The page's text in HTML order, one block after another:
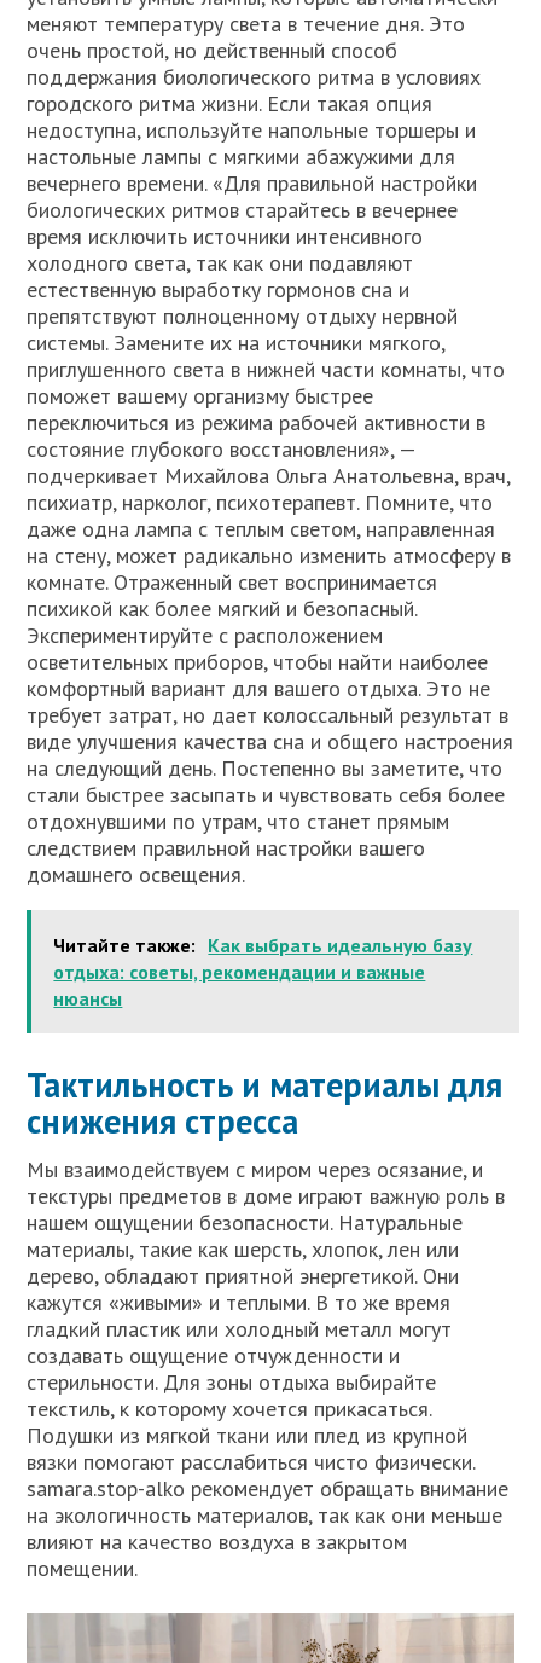
меняют температуру света в течение дня. Это
очень простой, но действенный способ
поддержания биологического ритма в условиях
городского ритма жизни. Если такая опция
недоступна, используйте напольные торшеры и
настольные лампы с мягкими абажужими для
вечернего времени. «Для правильной настройки
биологических ритмов старайтесь в вечернее
время исключить источники интенсивного
холодного света, так как они подавляют
естественную выработку гормонов сна и
препятствуют полноценному отдыху нервной
системы. Замените их на источники мягкого,
приглушенного света в нижней части комнаты, что
поможет вашему организму быстрее
переключиться из режима рабочей активности в
состояние глубокого восстановления», —
подчеркивает Михайлова Ольга Анатольевна, врач,
психиатр, нарколог, психотерапевт. Помните, что
даже одна лампа с теплым светом, направленная
на стену, может радикально изменить атмосферу в
комнате. Отраженный свет воспринимается
психикой как более мягкий и безопасный.
Экспериментируйте с расположением
осветительных приборов, чтобы найти наиболее
комфортный вариант для вашего отдыха. Это не
требует затрат, но дает колоссальный результат в
виде улучшения качества сна и общего настроения
на следующий день. Постепенно вы заметите, что
стали быстрее засыпать и чувствовать себя более
отдохнувшими по утрам, что станет прямым
следствием правильной настройки вашего
домашнего освещения.
Читайте также: Как выбрать идеальную базу
отдыха: советы, рекомендации и важные
нюансы
Тактильность и материалы для
снижения стресса
Мы взаимодействуем с миром через осязание, и
текстуры предметов в доме играют важную роль в
нашем ощущении безопасности. Натуральные
материалы, такие как шерсть, хлопок, лен или
дерево, обладают приятной энергетикой. Они
кажутся «живыми» и теплыми. В то же время
гладкий пластик или холодный металл могут
создавать ощущение отчужденности и
стерильности. Для зоны отдыха выбирайте
текстиль, к которому хочется прикасаться.
Подушки из мягкой ткани или плед из крупной
вязки помогают расслабиться чисто физически.
samara.stop-alko рекомендует обращать внимание
на экологичность материалов, так как они меньше
влияют на качество воздуха в закрытом
помещении.